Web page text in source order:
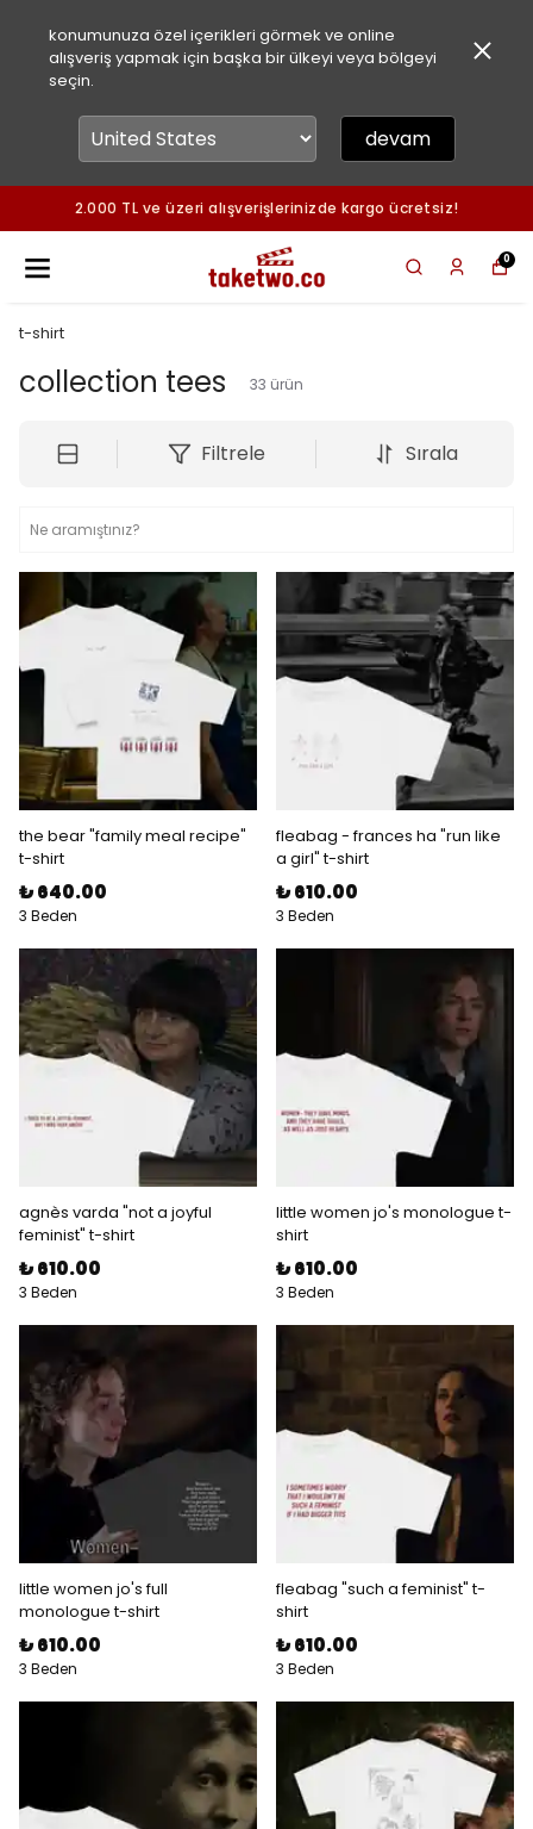
konumunuza özel içerikleri görmek ve online
alışveriş yapmak için başka bir ülkeyi veya bölgeyi
seçin.
devam
2.000 TL ve üzeri alışverişlerinizde kargo ücretsiz!
0
t-shirt
collection tees 33 ürün
Filtrele Sırala
the bear "family meal recipe"
t-shirt
₺ 640.00
3 Beden
fleabag - frances ha "run like
a girl" t-shirt
₺ 610.00
3 Beden
agnès varda "not a joyful
feminist" t-shirt
₺ 610.00
3 Beden
little women jo's monologue t-
shirt
₺ 610.00
3 Beden
little women jo's full
monologue t-shirt
₺ 610.00
3 Beden
fleabag "such a feminist" t-
shirt
₺ 610.00
3 Beden